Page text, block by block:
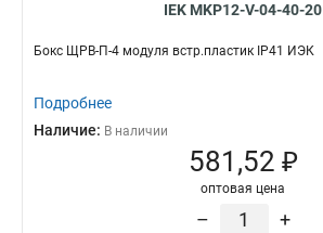
IEK MKP12-V-04-40-20
Бокс ЩРВ-П-4 модуля встр.пластик IP41 ИЭК
Подробнее
Наличие: В наличии
581,52 ₽
оптовая цена
– +